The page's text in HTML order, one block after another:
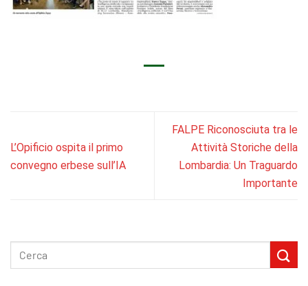
L’Opificio ospita il primo
convegno erbese sull’IA
FALPE Riconosciuta tra le
Attività Storiche della
Lombardia: Un Traguardo
Importante